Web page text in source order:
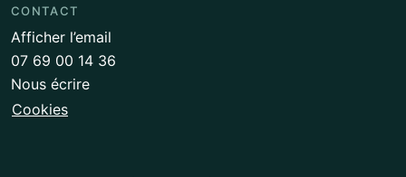
CONTACT
Afficher l’email
07 69 00 14 36
Nous écrire
Cookies